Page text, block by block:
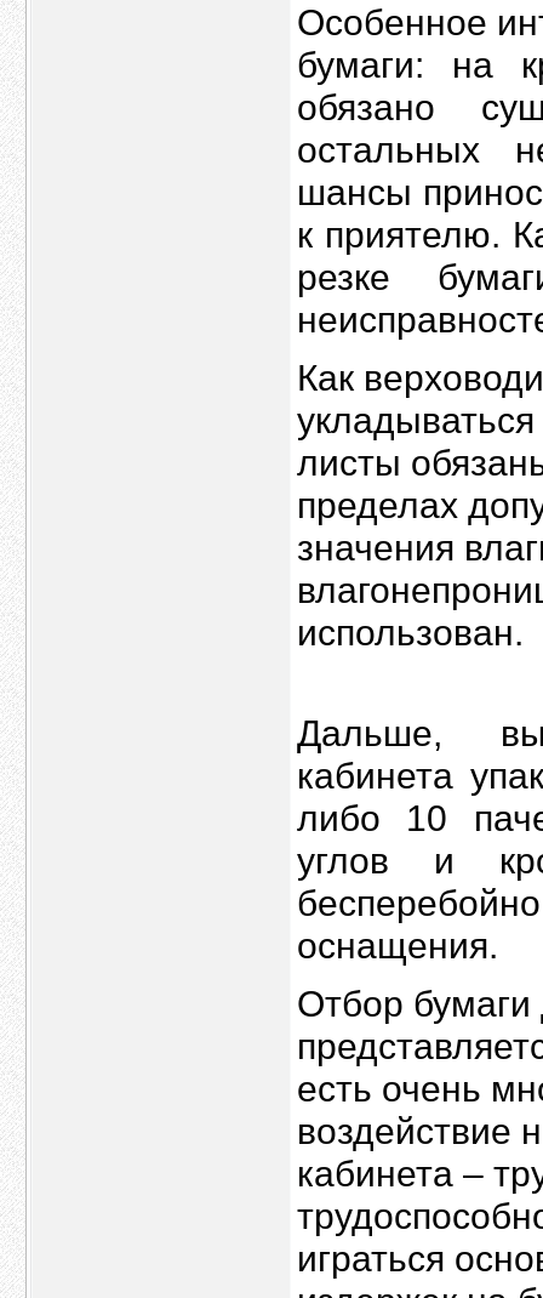
Особенное
бумаги: на
обязано
остальных
шансы
к приятелю.
резке
Как
листы
пределах
значения
использован.
Дальше,
кабинета
либо 10
углов и
оснащения.
Отбор бумаги
есть очень
воздействие
кабинета –
играться